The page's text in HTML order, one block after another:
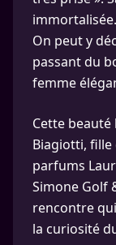
immortalisée.
On peut y
passant du
femme
Cette beauté
Biagiotti,
parfums
Simone Golf
rencontre
la curiosité